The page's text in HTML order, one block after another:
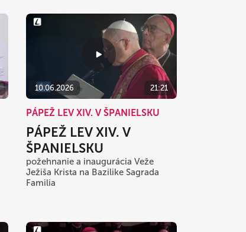
10.06.2026 21:21
PÁPEŽ LEV XIV. V ŠPANIELSKU
PÁPEŽ LEV XIV. V
ŠPANIELSKU
požehnanie a inaugurácia Veže
Ježiša Krista na Bazilike Sagrada
Familia